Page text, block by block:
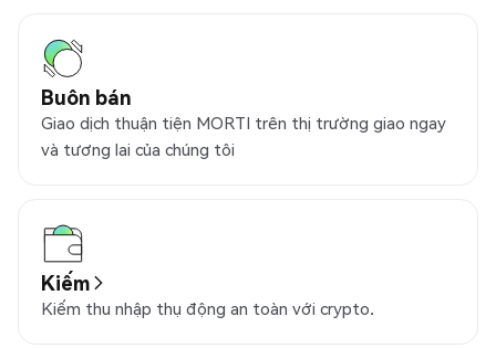
Buôn bán
Giao dịch thuận tiện MORTI trên thị trường giao ngay
và tương lai của chúng tôi
Kiếm
Kiếm thu nhập thụ động an toàn với crypto.